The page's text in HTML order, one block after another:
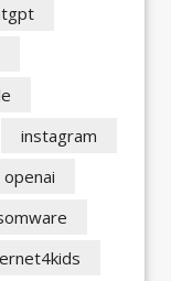
instagram
openai